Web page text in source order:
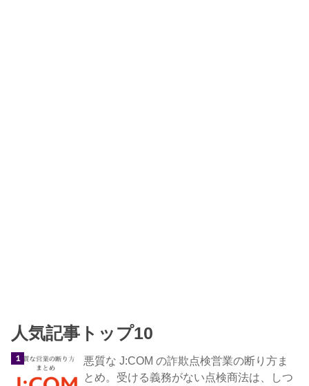
人気記事トップ10
悪質な J:COM の詐欺点検営業の断り方ま
とめ。受ける義務がない点検商法は、しつ